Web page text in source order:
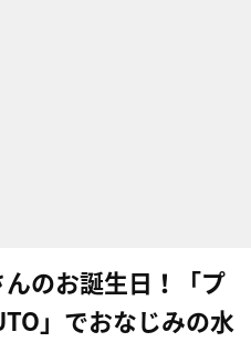
のお誕生日！「プ
」でおなじみの水